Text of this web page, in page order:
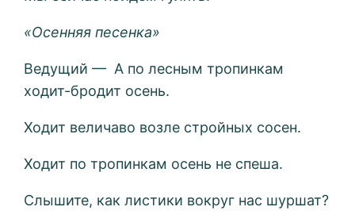
«Осенняя песенка»
Ведущий — А по лесным тропинкам
ходит-бродит осень.
Ходит величаво возле стройных сосен.
Ходит по тропинкам осень не спеша.
Слышите, как листики вокруг нас шуршат?